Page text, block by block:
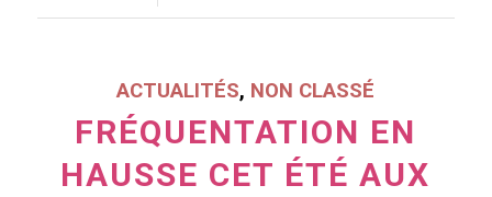
ACTUALITÉS, NON CLASSÉ
FRÉQUENTATION EN
HAUSSE CET ÉTÉ AUX